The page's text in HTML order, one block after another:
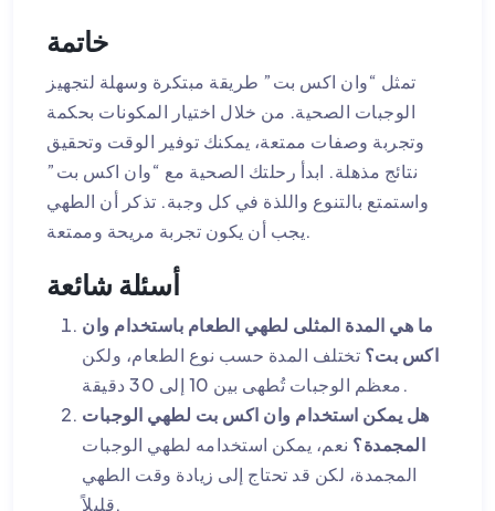
خاتمة
تمثل “وان اكس بت” طريقة مبتكرة وسهلة لتجهيز
الوجبات الصحية. من خلال اختيار المكونات بحكمة
وتجربة وصفات ممتعة، يمكنك توفير الوقت وتحقيق
نتائج مذهلة. ابدأ رحلتك الصحية مع “وان اكس بت”
واستمتع بالتنوع واللذة في كل وجبة. تذكر أن الطهي
يجب أن يكون تجربة مريحة وممتعة.
أسئلة شائعة
ما هي المدة المثلى لطهي الطعام باستخدام وان
اكس بت؟ تختلف المدة حسب نوع الطعام، ولكن
معظم الوجبات تُطهى بين 10 إلى 30 دقيقة.
هل يمكن استخدام وان اكس بت لطهي الوجبات
المجمدة؟ نعم، يمكن استخدامه لطهي الوجبات
المجمدة، لكن قد تحتاج إلى زيادة وقت الطهي
قليلاً.